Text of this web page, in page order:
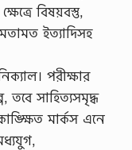
বিষয়বস্তু,
ইত্যাদিসহ
পরীক্ষার
সাহিত্যসমৃদ্ধ
মার্কস এনে